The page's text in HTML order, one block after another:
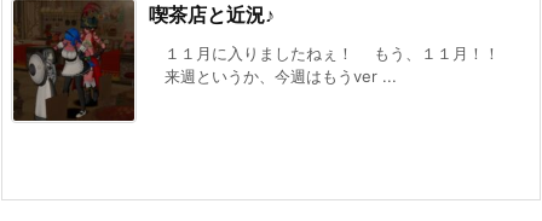
喫茶店と近況♪
１１月に入りましたねぇ！ もう、１１月！！
来週というか、今週はもうver ...